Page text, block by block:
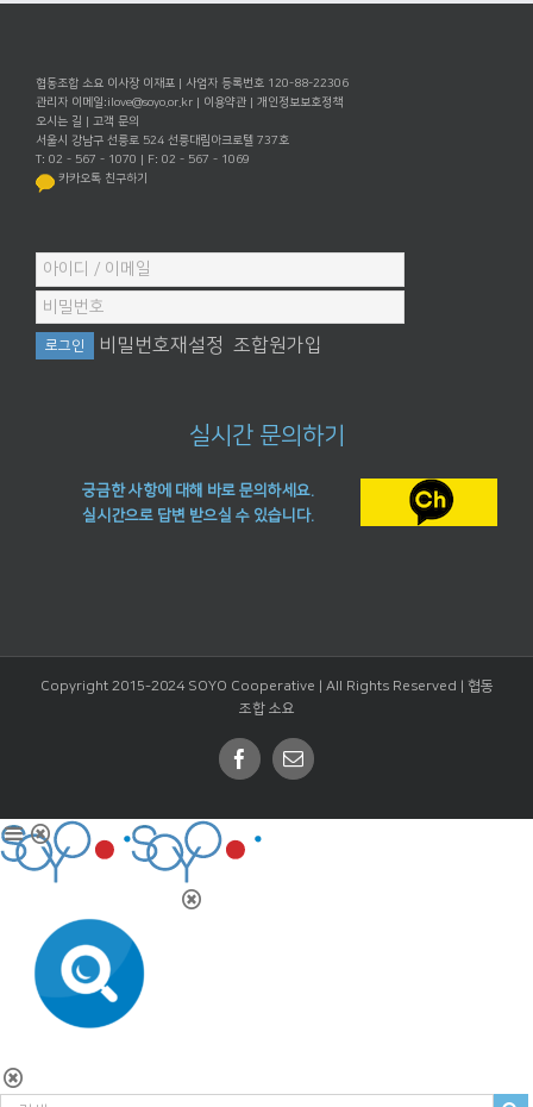
협동조합 소요 이사장 이재포 | 사업자 등록번호 120-88-22306
관리자 이메일:ilove@soyo.or.kr | 이용약관 | 개인정보보호정책
오시는 길 | 고객 문의
서울시 강남구 선릉로 524 선릉대림아크로텔 737호
T: 02 - 567 - 1070 | F: 02 - 567 - 1069
카카오톡 친구하기
비밀번호재설정 조합원가입
실시간 문의하기
궁금한 사항에 대해 바로 문의하세요.
실시간으로 답변 받으실 수 있습니다.
Copyright 2015-2024 SOYO Cooperative | All Rights Reserved | 협동
조합 소요
Facebook
Email